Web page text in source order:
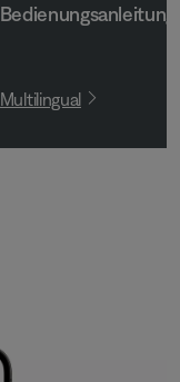
Bedienungsanleitung
Multilingual